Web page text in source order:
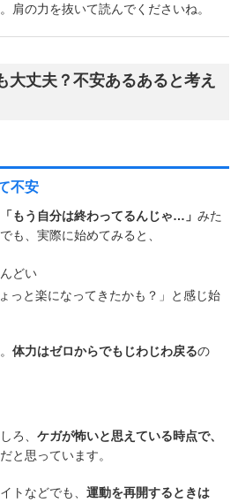
肩の力を抜いて読んでくださいね。
大丈夫？不安あるあると考え
不安
「もう自分は終わってるんじゃ…」 みた
も、実際に始めてみると、
どい
っと楽になってきたかも？」と感じ始
体力はゼロからでもじわじわ戻るの
ろ、 ケガが怖いと思えている時点で、
だと思っています。
トなどでも、 運動を再開するときは